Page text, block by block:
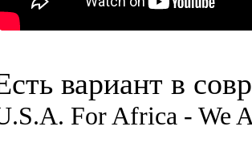
вариант в
For Africa - We